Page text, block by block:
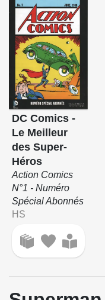
DC Comics -
Le Meilleur
des Super-
Héros
Action Comics
N°1 - Numéro
Spécial Abonnés
HS